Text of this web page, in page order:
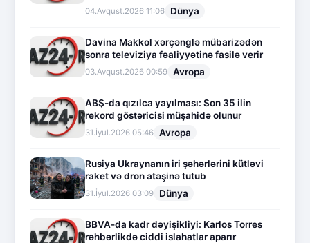
04.Avqust.2026 11:06 Dünya
Davina Makkol xərçənglə mübarizədən
sonra televiziya fəaliyyətinə fasilə verir
03.Avqust.2026 00:59 Avropa
ABŞ-da qızılca yayılması: Son 35 ilin
rekord göstəricisi müşahidə olunur
31.İyul.2026 05:46 Avropa
Rusiya Ukraynanın iri şəhərlərini kütləvi
raket və dron atəşinə tutub
31.İyul.2026 03:09 Dünya
BBVA-da kadr dəyişikliyi: Karlos Torres
rəhbərlikdə ciddi islahatlar aparır